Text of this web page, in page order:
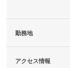
勤務地
アクセス情報